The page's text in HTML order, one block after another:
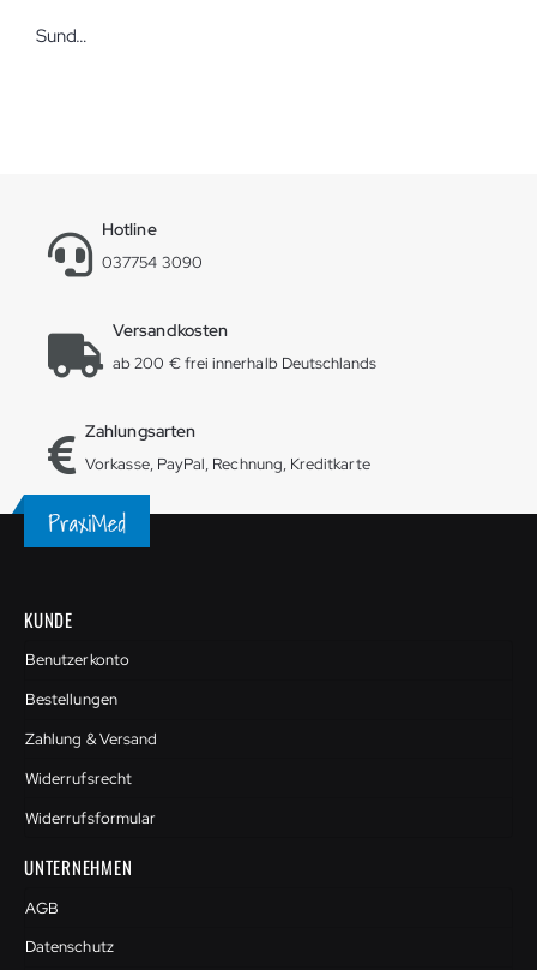
Sundo Beutel-Halter rund weiß
Hotline
037754 3090
Versandkosten
ab 200 € frei innerhalb Deutschlands
Zahlungsarten
Vorkasse, PayPal, Rechnung, Kreditkarte
KUNDE
Benutzerkonto
Bestellungen
Zahlung & Versand
Widerrufsrecht
Widerrufsformular
UNTERNEHMEN
AGB
Datenschutz